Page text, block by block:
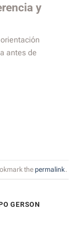
y
antes de
the permalink.
GERSON